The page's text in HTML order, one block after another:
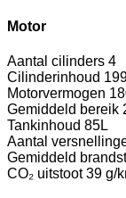
Motor
Aantal cilinders 4
Cilinderinhoud
Motorvermogen
Gemiddeld bereik
Tankinhoud 85L
Aantal
Gemiddeld
CO₂ uitstoot 39 g/